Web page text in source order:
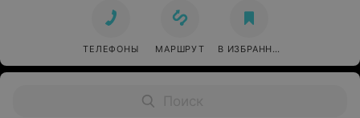
ТЕЛЕФОНЫ МАРШРУТ В ИЗБРАННОЕ